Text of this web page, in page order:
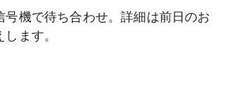
号機で待ち合わせ。詳細は前日のお
ます。